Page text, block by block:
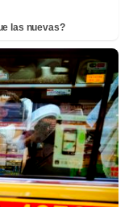
las nuevas?